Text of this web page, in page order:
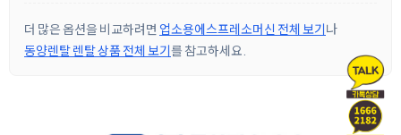
더 많은 옵션을 비교하려면 업소용에스프레소머신 전체 보기나
동양렌탈 렌탈 상품 전체 보기를 참고하세요.